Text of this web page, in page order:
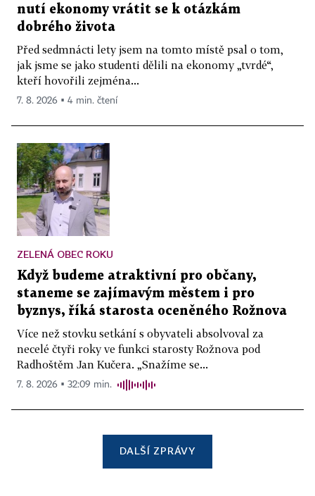
nutí ekonomy vrátit se k otázkám
dobrého života
Před sedmnácti lety jsem na tomto místě psal o tom,
jak jsme se jako studenti dělili na ekonomy „tvrdé“,
kteří hovořili zejména...
7. 8. 2026 ▪ 4 min. čtení
ZELENÁ OBEC ROKU
Když budeme atraktivní pro občany,
staneme se zajímavým městem i pro
byznys, říká starosta oceněného Rožnova
Více než stovku setkání s obyvateli absolvoval za
necelé čtyři roky ve funkci starosty Rožnova pod
Radhoštěm Jan Kučera. „Snažíme se...
7. 8. 2026 ▪ 32:09 min.
DALŠÍ ZPRÁVY